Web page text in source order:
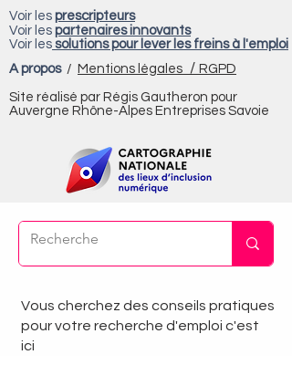
Voir les prescripteurs
Voir les partenaires innovants
Voir les solutions pour lever les freins à l'emploi
A propos/ Mentions légales / RGPD
Site réalisé par Régis Gautheron pour
Auvergne Rhône-Alpes Entreprises Savoie
Vous cherchez des conseils pratiques
pour votre recherche d'emploi c'est
ici